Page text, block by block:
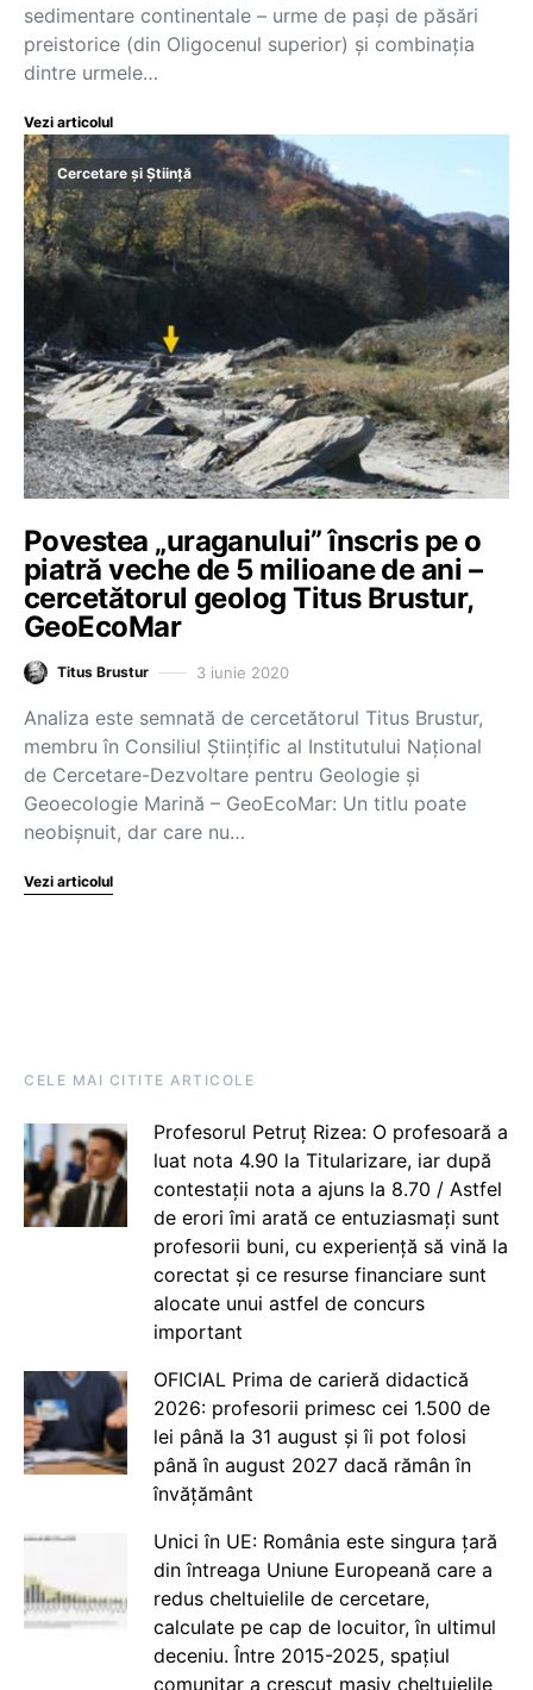
sedimentare continentale – urme de pași de păsări
preistorice (din Oligocenul superior) şi combinația
dintre urmele…
Vezi articolul
Cercetare și Știință
Povestea „uraganului” înscris pe o
piatră veche de 5 milioane de ani –
cercetătorul geolog Titus Brustur,
GeoEcoMar
Titus Brustur 3 iunie 2020
Analiza este semnată de cercetătorul Titus Brustur,
membru în Consiliul Științific al Institutului Național
de Cercetare-Dezvoltare pentru Geologie și
Geoecologie Marină – GeoEcoMar: Un titlu poate
neobișnuit, dar care nu…
Vezi articolul
CELE MAI CITITE ARTICOLE
Profesorul Petruț Rizea: O profesoară a
luat nota 4.90 la Titularizare, iar după
contestații nota a ajuns la 8.70 / Astfel
de erori îmi arată ce entuziasmați sunt
profesorii buni, cu experiență să vină la
corectat și ce resurse financiare sunt
alocate unui astfel de concurs
important
OFICIAL Prima de carieră didactică
2026: profesorii primesc cei 1.500 de
lei până la 31 august și îi pot folosi
până în august 2027 dacă rămân în
învățământ
Unici în UE: România este singura țară
din întreaga Uniune Europeană care a
redus cheltuielile de cercetare,
calculate pe cap de locuitor, în ultimul
deceniu. Între 2015-2025, spațiul
comunitar a crescut masiv cheltuielile